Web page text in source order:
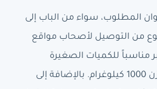
المطلوب، سواء من الباب إلى
من التوصيل لأصحاب مواقع
مناسباً للكميات الصغيرة
والمتوسطة التي لا تتجاوز وزن 1000 كيلوغرام. بالإضافة إلى